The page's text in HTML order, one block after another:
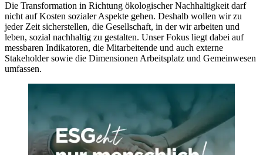
Die Transformation in Richtung ökologischer Nachhaltigkeit darf
nicht auf Kosten sozialer Aspekte gehen. Deshalb wollen wir zu
jeder Zeit sicherstellen, die Gesellschaft, in der wir arbeiten und
leben, sozial nachhaltig zu gestalten. Unser Fokus liegt dabei auf
messbaren Indikatoren, die Mitarbeitende und auch externe
Stakeholder sowie die Dimensionen Arbeitsplatz und Gemeinwesen
umfassen.